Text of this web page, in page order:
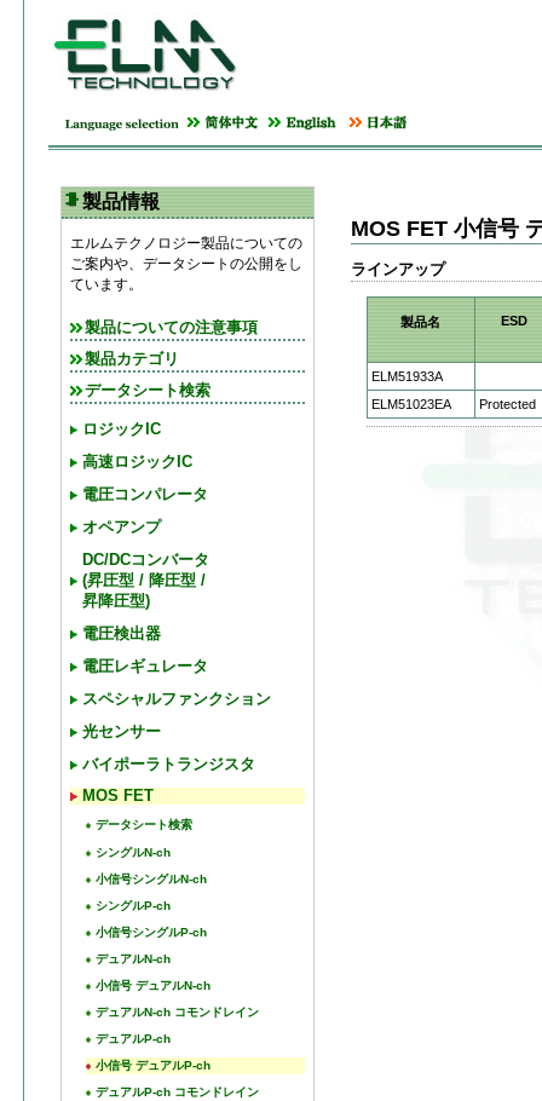
製品情報
エルムテクノロジー製品についての
ご案内や、データシートの公開をし
ています。
製品についての注意事項
製品カテゴリ
データシート検索
ロジックIC
高速ロジックIC
電圧コンパレータ
オペアンプ
DC/DCコンバータ
(昇圧型 / 降圧型 /
昇降圧型)
電圧検出器
電圧レギュレータ
スペシャルファンクション
光センサー
バイポーラトランジスタ
MOS FET
データシート検索
シングルN-ch
小信号シングルN-ch
シングルP-ch
小信号シングルP-ch
デュアルN-ch
小信号 デュアルN-ch
デュアルN-ch コモンドレイン
デュアルP-ch
小信号 デュアルP-ch
デュアルP-ch コモンドレイン
MOS FET 小信号
ラインアップ
製品名 ESD
ELM51933A
ELM51023EA
Protected